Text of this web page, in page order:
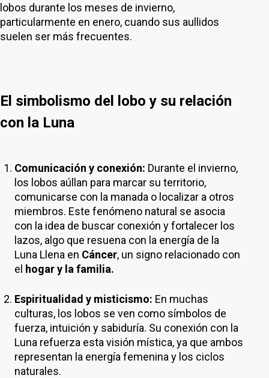
lobos durante los meses de invierno,
particularmente en enero, cuando sus aullidos
suelen ser más frecuentes.
El simbolismo del lobo y su relación
con la Luna
Comunicación y conexión: Durante el invierno,
los lobos aúllan para marcar su territorio,
comunicarse con la manada o localizar a otros
miembros. Este fenómeno natural se asocia
con la idea de buscar conexión y fortalecer los
lazos, algo que resuena con la energía de la
Luna Llena en Cáncer, un signo relacionado con
el hogar y la familia.
Espiritualidad y misticismo: En muchas
culturas, los lobos se ven como símbolos de
fuerza, intuición y sabiduría. Su conexión con la
Luna refuerza esta visión mística, ya que ambos
representan la energía femenina y los ciclos
naturales.